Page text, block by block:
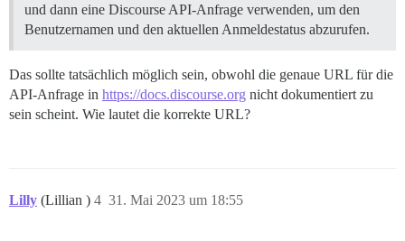
und dann eine Discourse API-Anfrage verwenden, um den
Benutzernamen und den aktuellen Anmeldestatus abzurufen.
Das sollte tatsächlich möglich sein, obwohl die genaue URL für die
API-Anfrage in https://docs.discourse.org nicht dokumentiert zu
sein scheint. Wie lautet die korrekte URL?
Lilly (Lillian ) 31. Mai 2023 um 18:55
4